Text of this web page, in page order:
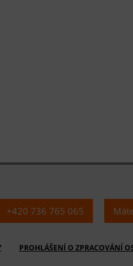
PROHLÁŠENÍ O ZPRACOVÁNÍ
+420 736 765 065